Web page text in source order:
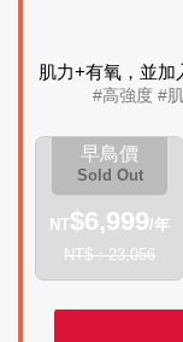
肌力+有氧，並加
#高強度 #
早鳥價
Sold Out
NT$6,999/年
NT$：23,056